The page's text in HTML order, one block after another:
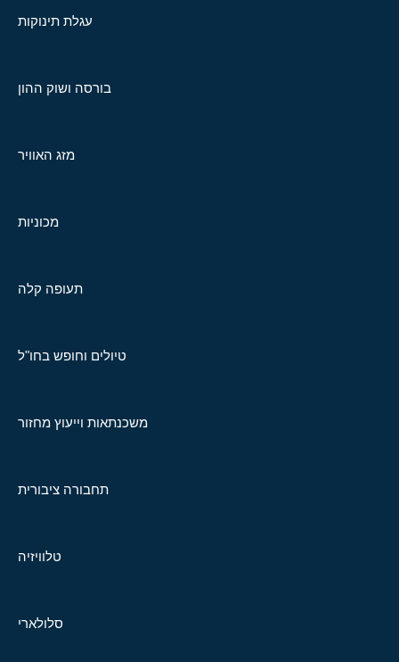
עגלת תינוקות
בורסה ושוק ההון
מזג האוויר
מכוניות
תעופה קלה
טיולים וחופש בחו"ל
משכנתאות וייעוץ מחזור
תחבורה ציבורית
טלוויזיה
סלולארי